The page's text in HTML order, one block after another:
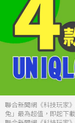
聯合新聞網《科技玩家
兔」最為超值，即起下